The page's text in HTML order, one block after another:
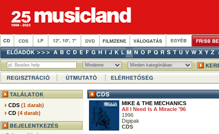
CDS(1 darab)
CD(4 darab)
MIKE & THE MECHANICS
All I Need Is A Miracle '96
1996
Digipak
CDS